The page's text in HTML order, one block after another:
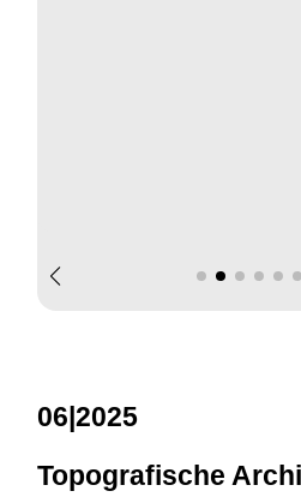
06|2025
Topografische